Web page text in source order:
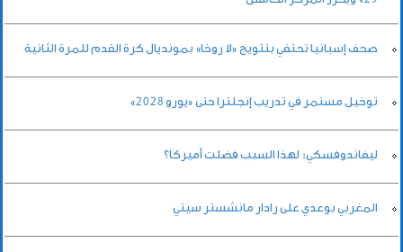
صحف إسبانيا تحتفي بتتويج «لا روخا» بمونديال كرة القدم للمرة الثانية
توخيل مستمر في تدريب إنجلترا حتى «يورو 2028»
ليفاندوفسكي: لهذا السبب فضلت أميركا؟
المغربي بوعدي على رادار مانشستر سيتي